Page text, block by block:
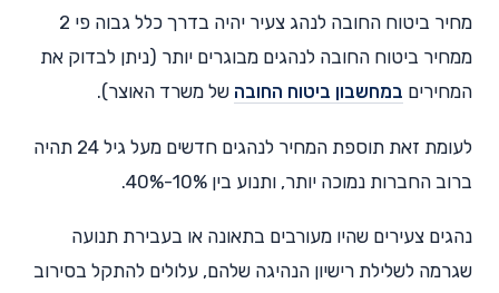
מחיר ביטוח החובה לנהג צעיר יהיה בדרך כלל גבוה פי 2
ממחיר ביטוח החובה לנהגים מבוגרים יותר (ניתן לבדוק את
המחירים במחשבון ביטוח החובה של משרד האוצר).
לעומת זאת תוספת המחיר לנהגים חדשים מעל גיל 24 תהיה
ברוב החברות נמוכה יותר, ותנוע בין 10%-40%.
נהגים צעירים שהיו מעורבים בתאונה או בעבירת תנועה
שגרמה לשלילת רישיון הנהיגה שלהם, עלולים להתקל בסירוב